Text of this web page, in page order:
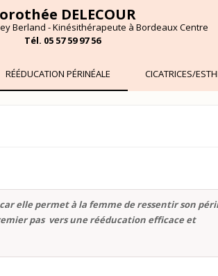
DELECOUR
Berland - Kinésithérapeute à Bordeaux Centre
Tél. 05 57 59 97 56
RÉÉDUCATION PÉRINÉALE CICATRICES/
elle permet à la femme de ressentir son
pas vers une rééducation efficace et